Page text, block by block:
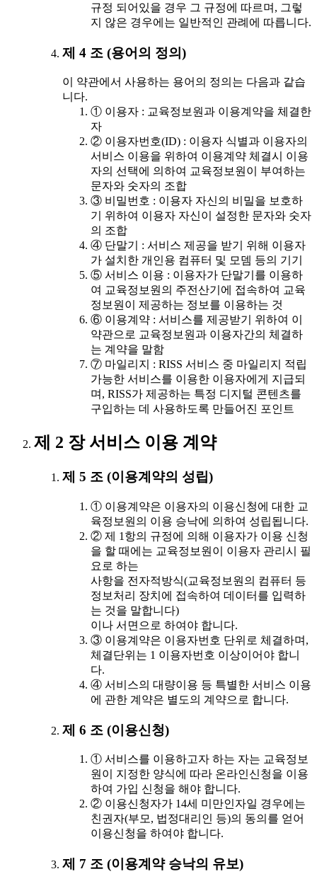
규정 되어있을 경우 그 규정에 따르며, 그렇
지 않은 경우에는 일반적인 관례에 따릅니다.
제 4 조 (용어의 정의)
이 약관에서 사용하는 용어의 정의는 다음과 같습
니다.
① 이용자 : 교육정보원과 이용계약을 체결한
자
② 이용자번호(ID) : 이용자 식별과 이용자의
서비스 이용을 위하여 이용계약 체결시 이용
자의 선택에 의하여 교육정보원이 부여하는
문자와 숫자의 조합
③ 비밀번호 : 이용자 자신의 비밀을 보호하
기 위하여 이용자 자신이 설정한 문자와 숫자
의 조합
④ 단말기 : 서비스 제공을 받기 위해 이용자
가 설치한 개인용 컴퓨터 및 모뎀 등의 기기
⑤ 서비스 이용 : 이용자가 단말기를 이용하
여 교육정보원의 주전산기에 접속하여 교육
정보원이 제공하는 정보를 이용하는 것
⑥ 이용계약 : 서비스를 제공받기 위하여 이
약관으로 교육정보원과 이용자간의 체결하
는 계약을 말함
⑦ 마일리지 : RISS 서비스 중 마일리지 적립
가능한 서비스를 이용한 이용자에게 지급되
며, RISS가 제공하는 특정 디지털 콘텐츠를
구입하는 데 사용하도록 만들어진 포인트
제 2 장 서비스 이용 계약
제 5 조 (이용계약의 성립)
① 이용계약은 이용자의 이용신청에 대한 교
육정보원의 이용 승낙에 의하여 성립됩니다.
② 제 1항의 규정에 의해 이용자가 이용 신청
을 할 때에는 교육정보원이 이용자 관리시 필
요로 하는
사항을 전자적방식(교육정보원의 컴퓨터 등
정보처리 장치에 접속하여 데이터를 입력하
는 것을 말합니다)
이나 서면으로 하여야 합니다.
③ 이용계약은 이용자번호 단위로 체결하며,
체결단위는 1 이용자번호 이상이어야 합니
다.
④ 서비스의 대량이용 등 특별한 서비스 이용
에 관한 계약은 별도의 계약으로 합니다.
제 6 조 (이용신청)
① 서비스를 이용하고자 하는 자는 교육정보
원이 지정한 양식에 따라 온라인신청을 이용
하여 가입 신청을 해야 합니다.
② 이용신청자가 14세 미만인자일 경우에는
친권자(부모, 법정대리인 등)의 동의를 얻어
이용신청을 하여야 합니다.
제 7 조 (이용계약 승낙의 유보)